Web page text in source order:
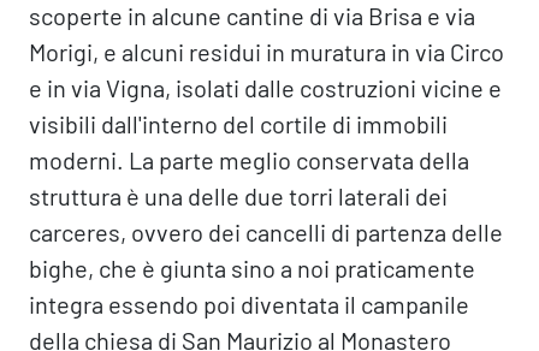
scoperte in alcune cantine di via Brisa e via
Morigi, e alcuni residui in muratura in via Circo
e in via Vigna, isolati dalle costruzioni vicine e
visibili dall'interno del cortile di immobili
moderni. La parte meglio conservata della
struttura è una delle due torri laterali dei
carceres, ovvero dei cancelli di partenza delle
bighe, che è giunta sino a noi praticamente
integra essendo poi diventata il campanile
della chiesa di San Maurizio al Monastero